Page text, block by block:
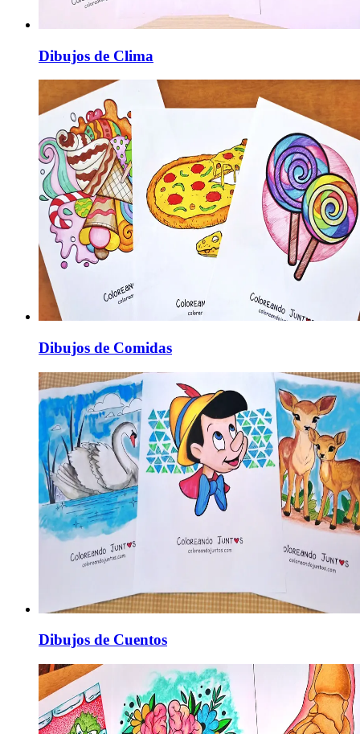
Dibujos de Clima
Dibujos de Comidas
Dibujos de Cuentos